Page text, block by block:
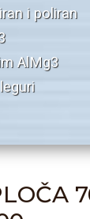
i poliran
AlMg3